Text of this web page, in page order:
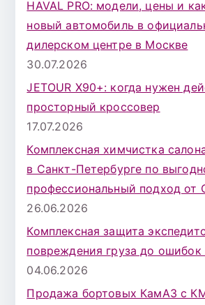
HAVAL PRO: модели, цены и
новый автомобиль в
дилерском центре в Москве
30.07.2026
JETOUR X90+: когда нужен
просторный кроссовер
17.07.2026
Комплексная химчистка
в Санкт-Петербурге по
профессиональный подход
26.06.2026
Комплексная защита
повреждения груза до ошибок
04.06.2026
Продажа бортовых КамАЗ с